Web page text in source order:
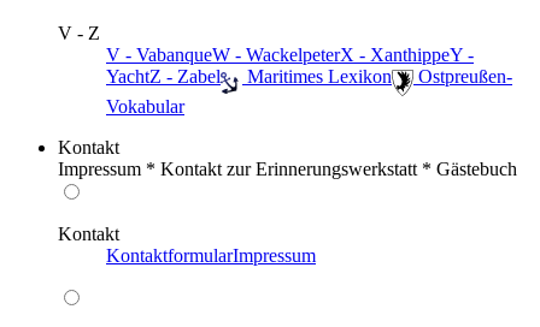
V - Z
V - VabanqueW - WackelpeterX - XanthippeY -
YachtZ - Zabel ️ Maritimes Lexikon
️ Ostpreußen-
Vokabular
Kontakt
Impressum * Kontakt zur Erinnerungswerkstatt * Gästebuch
Kontakt
KontaktformularImpressum